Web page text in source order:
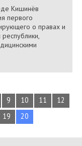
Кишинёв
первого
о правах и
9 10 11
12
19 20